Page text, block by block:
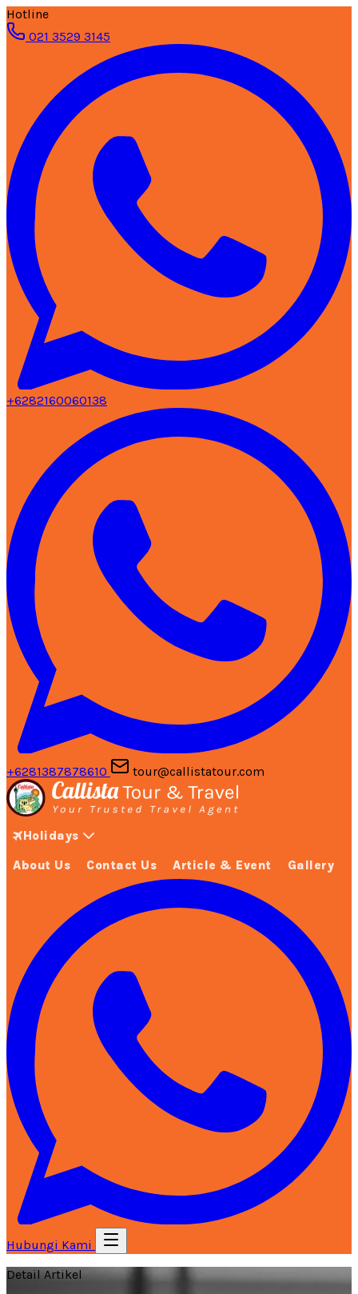
Hotline
021 3529 3145
+6282160060138
+6281387878610 tour@callistatour.com
Holidays
About Us Contact Us Article & Event Gallery
Hubungi Kami
Detail Artikel